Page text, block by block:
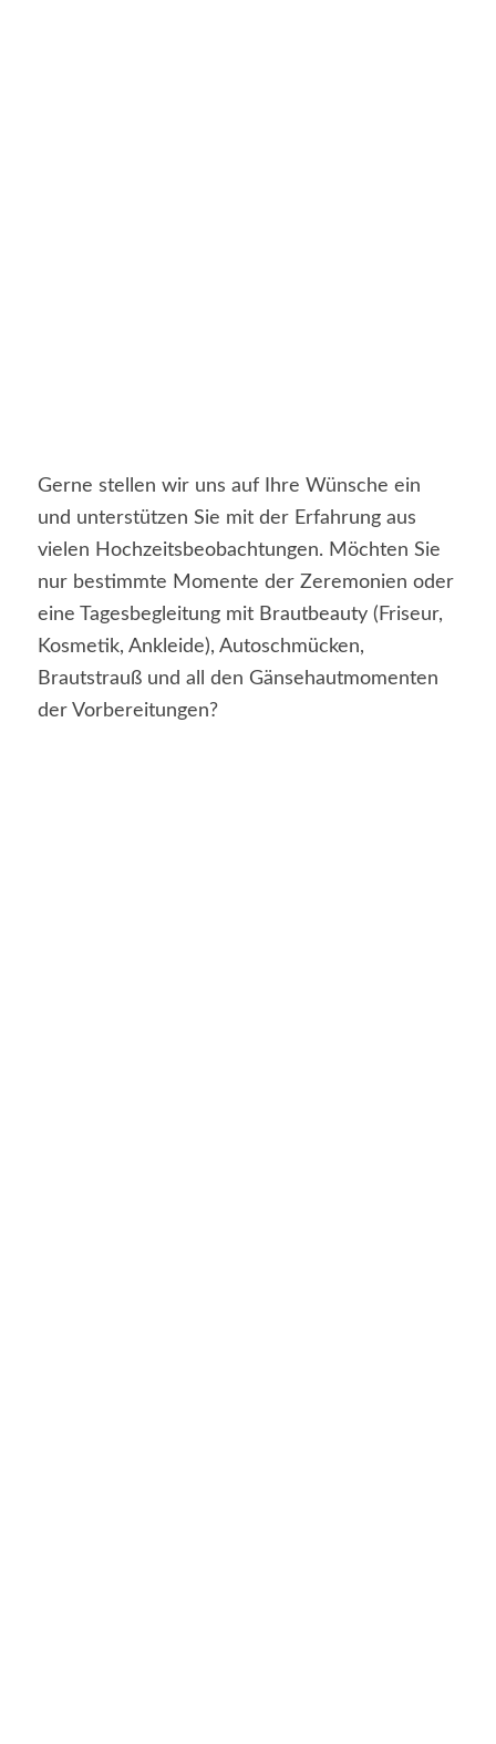
Gerne stellen wir uns auf Ihre Wünsche ein
und unterstützen Sie mit der Erfahrung aus
vielen Hochzeitsbeobachtungen. Möchten Sie
nur bestimmte Momente der Zeremonien oder
eine Tagesbegleitung mit Brautbeauty (Friseur,
Kosmetik, Ankleide), Autoschmücken,
Brautstrauß und all den Gänsehautmomenten
der Vorbereitungen?